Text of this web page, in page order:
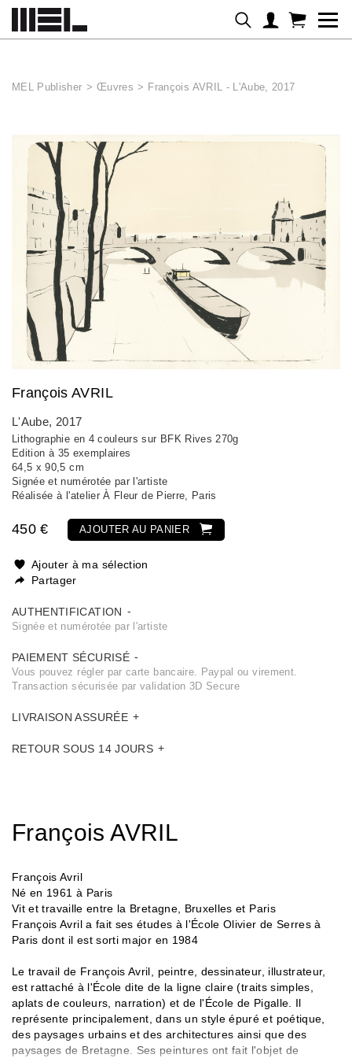
MEL Publisher > Œuvres > François AVRIL - L'Aube, 2017
François AVRIL
L'Aube, 2017
Lithographie en 4 couleurs sur BFK Rives 270g
Edition à 35 exemplaires
64,5 x 90,5 cm
Signée et numérotée par l'artiste
Réalisée à l'atelier À Fleur de Pierre, Paris
450 € AJOUTER AU PANIER
Ajouter à ma sélection
Partager
AUTHENTIFICATION
Signée et numérotée par l'artiste
PAIEMENT SÉCURISÉ
Vous pouvez régler par carte bancaire. Paypal ou virement.
Transaction sécurisée par validation 3D Secure
LIVRAISON ASSURÉE
RETOUR SOUS 14 JOURS
François AVRIL
François Avril
Né en 1961 à Paris
Vit et travaille entre la Bretagne, Bruxelles et Paris
François Avril a fait ses études à l'École Olivier de Serres à
Paris dont il est sorti major en 1984
Le travail de François Avril, peintre, dessinateur, illustrateur,
est rattaché à l'École dite de la ligne claire (traits simples,
aplats de couleurs, narration) et de l'École de Pigalle. Il
représente principalement, dans un style épuré et poétique,
des paysages urbains et des architectures ainsi que des
paysages de Bretagne. Ses peintures ont fait l'objet de
Panneau de gestion des cookies